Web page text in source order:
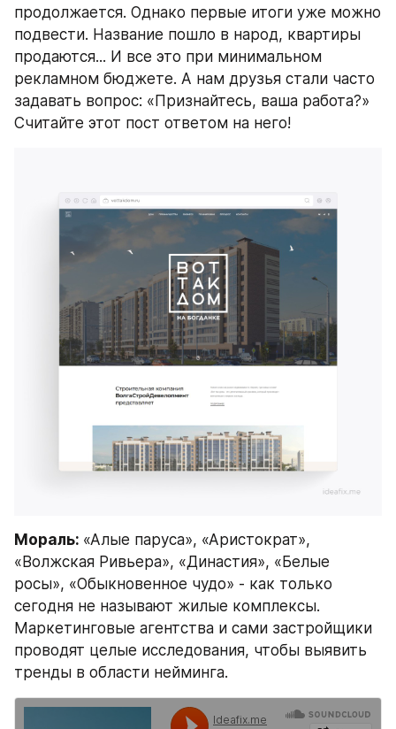
продолжается. Однако первые итоги уже можно
подвести. Название пошло в народ, квартиры
продаются... И все это при минимальном
рекламном бюджете. А нам друзья стали часто
задавать вопрос: «Признайтесь, ваша работа?»
Считайте этот пост ответом на него!
Мораль: «Алые паруса», «Аристократ»,
«Волжская Ривьера», «Династия», «Белые
росы», «Обыкновенное чудо» - как только
сегодня не называют жилые комплексы.
Маркетинговые агентства и сами застройщики
проводят целые исследования, чтобы выявить
тренды в области нейминга.